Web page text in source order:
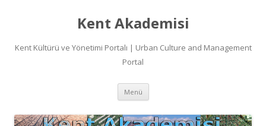
Kent Akademisi
Kent Kültürü ve Yönetimi Portalı | Urban Culture and Management
Portal
Menü İçeriğe